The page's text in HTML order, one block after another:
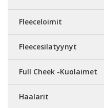
Fleeceloimit
Fleecesilatyynyt
Full Cheek -Kuolaimet
Haalarit